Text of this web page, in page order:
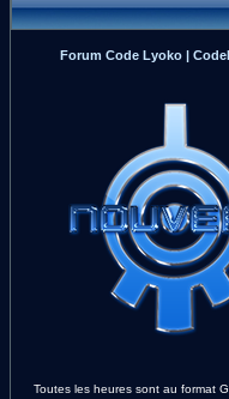
Forum Code Lyoko |
Toutes les heures sont au format